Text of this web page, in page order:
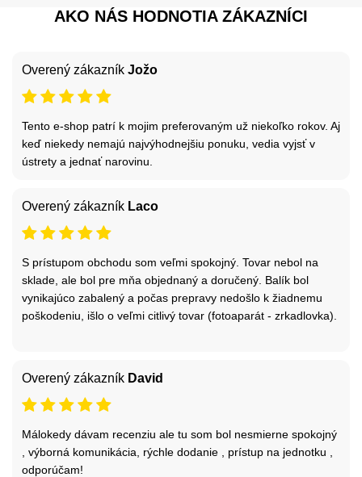
AKO NÁS HODNOTIA ZÁKAZNÍCI
Overený zákazník Jožo
Tento e-shop patrí k mojim preferovaným už niekoľko rokov. Aj
keď niekedy nemajú najvýhodnejšiu ponuku, vedia vyjsť v
ústrety a jednať narovinu.
Overený zákazník Laco
S prístupom obchodu som veľmi spokojný. Tovar nebol na
sklade, ale bol pre mňa objednaný a doručený. Balík bol
vynikajúco zabalený a počas prepravy nedošlo k žiadnemu
poškodeniu, išlo o veľmi citlivý tovar (fotoaparát - zrkadlovka).
Overený zákazník David
Málokedy dávam recenziu ale tu som bol nesmierne spokojný
, výborná komunikácia, rýchle dodanie , prístup na jednotku ,
odporúčam!